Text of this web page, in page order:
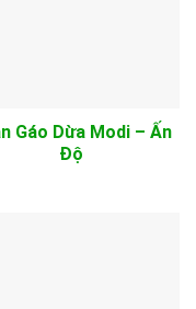
Gáo Dừa Modi – Ấn
Độ